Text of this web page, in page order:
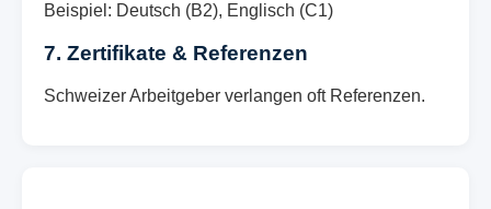
Beispiel: Deutsch (B2), Englisch (C1)
7. Zertifikate & Referenzen
Schweizer Arbeitgeber verlangen oft Referenzen.